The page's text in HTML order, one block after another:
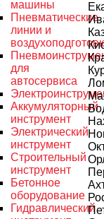
машины
Пневматические
линии и
для
автосервиса
Аккумуляторный
инструмент
Электрический
инструмент
Строительный
инструмент
Бетонное
оборудование
Гидравлический